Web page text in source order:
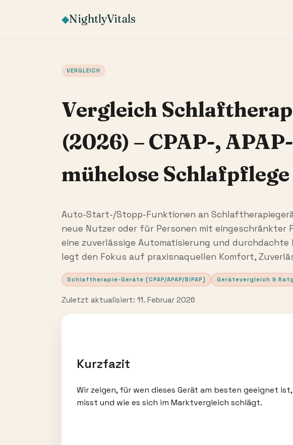
◆NightlyVitals
VERGLEICH
Vergleich
(2026) – CPAP-,
mühelose Schlafpflege
Auto-Start-/Stopp-Funktionen an
neue Nutzer oder für Personen mit eingeschränkter
eine zuverlässige Automatisierung und
legt den Fokus auf praxisnaquellen Komfort,
Schlaftherapie-Geräte (CPAP/APAP/BiPAP) Gerätevergleich &
Zuletzt aktualisiert: 11. Februar 2026
Kurzfazit
Wir zeigen, für wen dieses Gerät am besten geeignet ist,
misst und wie es sich im Marktvergleich schlägt.